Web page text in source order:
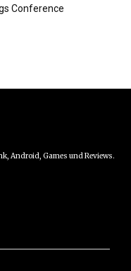
Conference
Android, Games und Reviews.